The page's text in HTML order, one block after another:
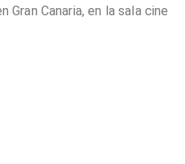
Gran Canaria, en la sala cine